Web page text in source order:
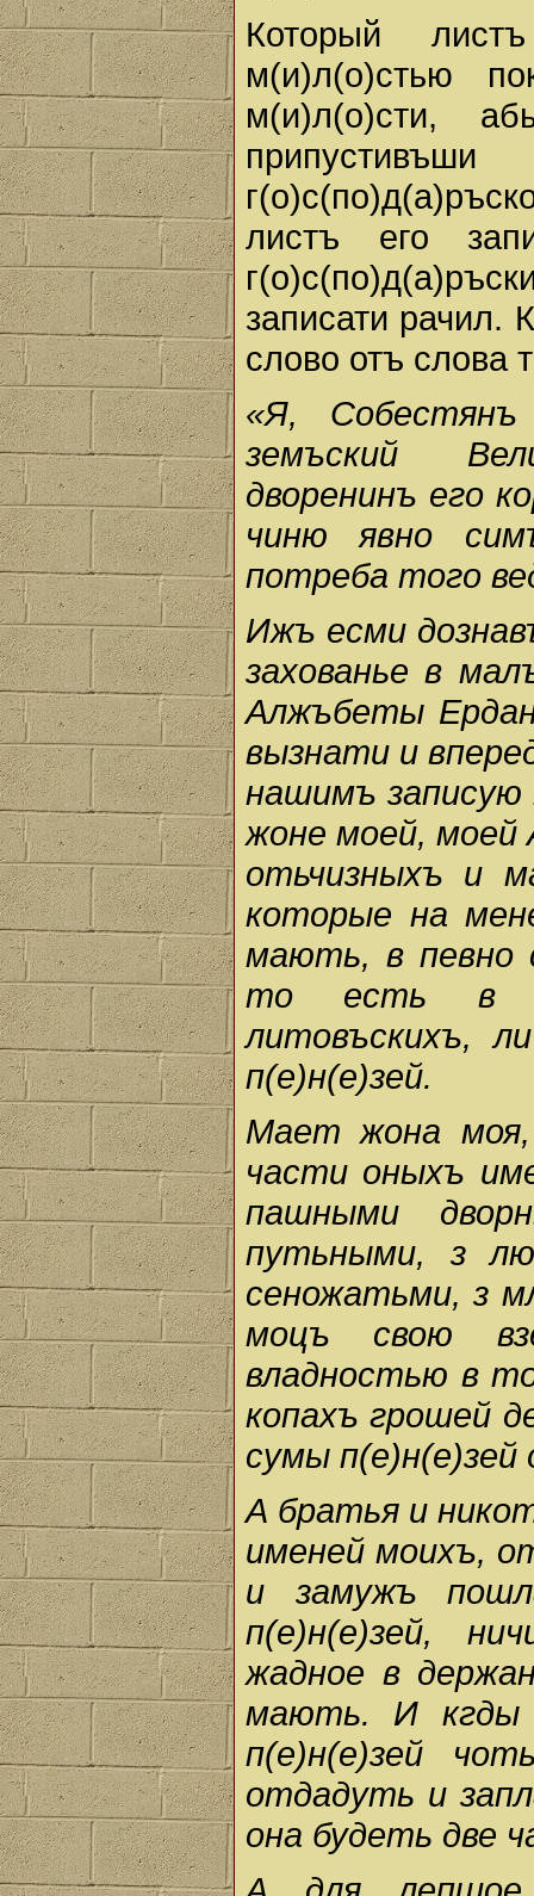
Который
м(и)л(о)стью
м(и)л(о)сти,
листъ его
записати рачил.
слово отъ слова
«Я, Собестянъ
земъский
дворенинъ его
чиню явно
потреба того
Ижъ есми
захованье в
Алжъбеты
вызнати и
нашимъ записую
жоне моей, моей
отьчизныхъ и
которые на
мають, в певно
то есть в
литовъскихъ,
п(е)н(е)зей.
Мает жона
части оныхъ
пашными
путьными, з
сеножатьми, з
моцъ свою
владностью в
копахъ грошей
сумы
А братья и
именей мо­ихъ,
и замужъ
п(е)н(е)зей,
жадное в
мають. И кгды
п(е)н(е)зей
отдадуть и
она будеть две